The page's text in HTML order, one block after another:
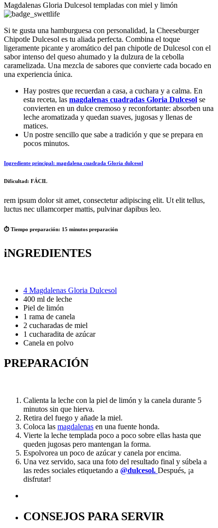
Magdalenas Gloria Dulcesol templadas con miel y limón
Si te gusta una hamburguesa con personalidad, la Cheeseburger
Chipotle Dulcesol es tu aliada perfecta. Combina el toque
ligeramente picante y aromático del pan chipotle de Dulcesol con el
sabor intenso del queso ahumado y la dulzura de la cebolla
caramelizada. Una mezcla de sabores que convierte cada bocado en
una experiencia única.
Hay postres que recuerdan a casa, a cuchara y a calma. En
esta receta, las magdalenas cuadradas Gloria Dulcesol se
convierten en un dulce cremoso y reconfortante: absorben una
leche aromatizada y quedan suaves, jugosas y llenas de
matices.
Un postre sencillo que sabe a tradición y que se prepara en
pocos minutos.
Ingrediente principal: magdalena cuadrada Gloria dulcesol
Dificultad: FÁCIL
rem ipsum dolor sit amet, consectetur adipiscing elit. Ut elit tellus,
luctus nec ullamcorper mattis, pulvinar dapibus leo.
⏱️ Tiempo preparación: 15 minutos preparación
iNGREDIENTES
4 Magdalenas Gloria Dulcesol
400 ml de leche
Piel de limón
1 rama de canela
2 cucharadas de miel
1 cucharadita de azúcar
Canela en polvo
PREPARACIÓN
Calienta la leche con la piel de limón y la canela durante 5
minutos sin que hierva.
Retira del fuego y añade la miel.
Coloca las magdalenas en una fuente honda.
Vierte la leche templada poco a poco sobre ellas hasta que
queden jugosas pero mantengan la forma.
Espolvorea un poco de azúcar y canela por encima.
Una vez servido, saca una foto del resultado final y súbela a
las redes sociales etiquetando a @dulcesol. Después, ¡a
disfrutar!
CONSEJOS PARA SERVIR